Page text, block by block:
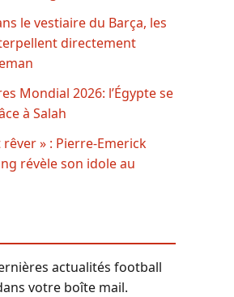
le vestiaire du Barça, les
directement
Mondial 2026: l’Égypte se
à Salah
rêver » : Pierre-Emerick
révèle son idole au
actualités football
votre boîte mail.